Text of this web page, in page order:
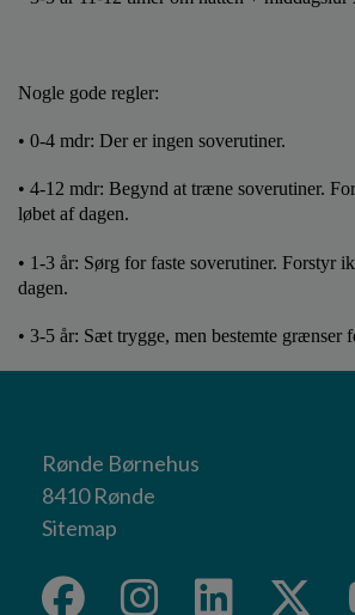
Nogle gode regler:
• 0-4 mdr: Der er ingen soverutiner.
• 4-12 mdr: Begynd at træne soverutiner.
løbet af dagen.
• 1-3 år: Sørg for faste soverutiner. Forstyr
dagen.
• 3-5 år: Sæt trygge, men bestemte grænser
Rønde Børnehus
8410 Rønde
Sitemap